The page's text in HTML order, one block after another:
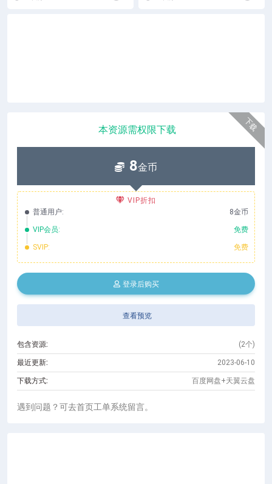
下载
本资源需权限下载
8金币
VIP折扣
普通用户:
8金币
VIP会员: 免费
SVIP: 免费
登录后购买
查看预览
包含资源: (2个)
最近更新: 2023-06-10
下载方式: 百度网盘+天翼云盘
遇到问题？可去首页工单系统留言。